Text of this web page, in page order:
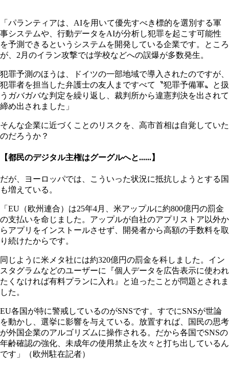
「パランティアは、AIを用いて優先すべき標的を選別する軍
事システムや、行動データをAIが分析し犯罪を起こす可能性
を予測できるというシステムを開発している企業です。ところ
が、2月のイラン攻撃では学校などへの誤爆が多数発生。
犯罪予測のほうは、ドイツの一部地域で導入されたのですが、
犯罪者を担当した弁護士の友人まですべて〝犯罪予備軍〟と扱
うガバガバな判定を繰り返し、裁判所から違憲判決を出されて
締め出されました」
そんな企業に近づくことのリスクを、高市首相は自覚していた
のだろうか？
【都民のデジタル主権はグーグルへと......】
だが、ヨーロッパでは、こういった状況に抵抗しようとする国
も増えている。
「EU（欧州連合）は25年4月、米アップルに約800億円の罰金
の支払いを命じました。アップルが自社のアプリストア以外か
らアプリをインストールさせず、開発者から高額の手数料を取
り続けたからです。
同じように米メタ社には約320億円の罰金を科しました。イン
スタグラムなどのユーザーに『個人データを広告表示に使われ
たくなければ有料プランに入れ』と迫ったことが問題とされま
した。
EU各国が特に警戒しているのがSNSです。すでにSNSが世論
を動かし、選挙に影響を与えている。放置すれば、国民の思考
が外国企業のアルゴリズムに操作される。だから各国でSNSの
年齢確認の強化、未成年の使用禁止を次々と打ち出しているん
です」（欧州駐在記者）